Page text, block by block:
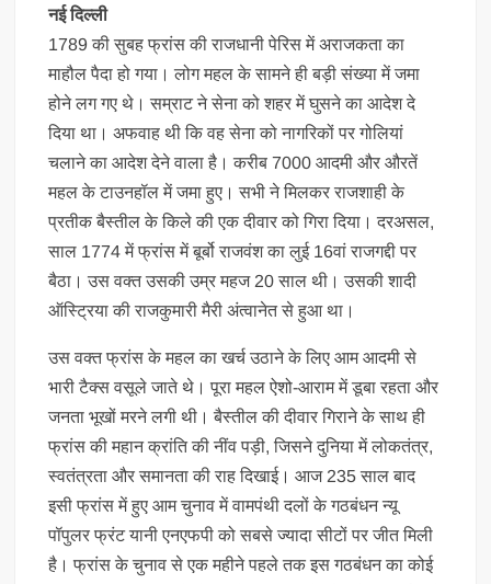
नई दिल्ली
1789 की सुबह फ्रांस की राजधानी पेरिस में अराजकता का
माहौल पैदा हो गया। लोग महल के सामने ही बड़ी संख्या में जमा
होने लग गए थे। सम्राट ने सेना को शहर में घुसने का आदेश दे
दिया था। अफवाह थी कि वह सेना को नागरिकों पर गोलियां
चलाने का आदेश देने वाला है। करीब 7000 आदमी और औरतें
महल के टाउनहॉल में जमा हुए। सभी ने मिलकर राजशाही के
प्रतीक बैस्तील के किले की एक दीवार को गिरा दिया। दरअसल,
साल 1774 में फ्रांस में बूर्बो राजवंश का लुई 16वां राजगद्दी पर
बैठा। उस वक्त उसकी उम्र महज 20 साल थी। उसकी शादी
ऑस्ट्रिया की राजकुमारी मैरी अंत्वानेत से हुआ था।
उस वक्त फ्रांस के महल का खर्च उठाने के लिए आम आदमी से
भारी टैक्स वसूले जाते थे। पूरा महल ऐशो-आराम में डूबा रहता और
जनता भूखों मरने लगी थी। बैस्तील की दीवार गिराने के साथ ही
फ्रांस की महान क्रांति की नींव पड़ी, जिसने दुनिया में लोकतंत्र,
स्वतंत्रता और समानता की राह दिखाई। आज 235 साल बाद
इसी फ्रांस में हुए आम चुनाव में वामपंथी दलों के गठबंधन न्यू
पॉपुलर फ्रंट यानी एनएफपी को सबसे ज्यादा सीटों पर जीत मिली
है। फ्रांस के चुनाव से एक महीने पहले तक इस गठबंधन का कोई